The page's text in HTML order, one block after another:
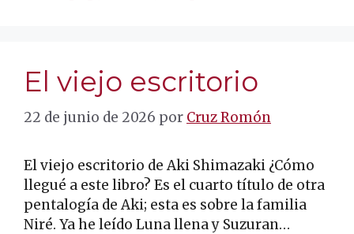
El viejo escritorio
22 de junio de 2026 por Cruz Romón
El viejo escritorio de Aki Shimazaki ¿Cómo
llegué a este libro? Es el cuarto título de otra
pentalogía de Aki; esta es sobre la familia
Niré. Ya he leído Luna llena y Suzuran…